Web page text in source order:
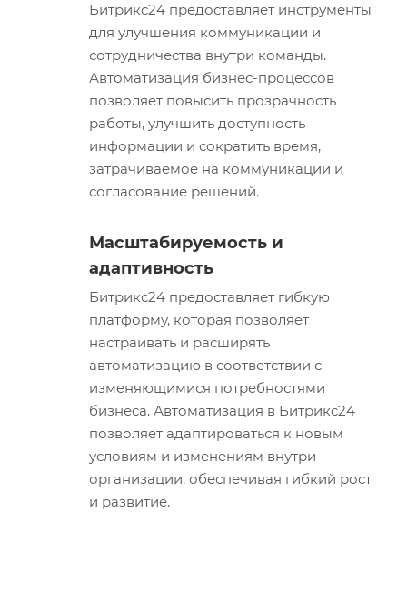
Битрикс24 предоставляет инструменты
для улучшения коммуникации и
сотрудничества внутри команды.
Автоматизация бизнес-процессов
позволяет повысить прозрачность
работы, улучшить доступность
информации и сократить время,
затрачиваемое на коммуникации и
согласование решений.
Масштабируемость и
адаптивность
Битрикс24 предоставляет гибкую
платформу, которая позволяет
настраивать и расширять
автоматизацию в соответствии с
изменяющимися потребностями
бизнеса. Автоматизация в Битрикс24
позволяет адаптироваться к новым
условиям и изменениям внутри
организации, обеспечивая гибкий рост
и развитие.